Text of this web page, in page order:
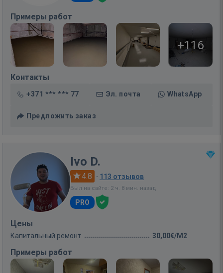
Примеры работ
+116
Контакты
+371 *** *** 77 Эл. почта WhatsApp
Предложить заказ
Ivo D.
4.8 · 113 отзывов
Был на сайте: 2 ч. 8 мин. назад
PRO
Цены
Капитальный ремонт 30,00€/M2
Примеры работ